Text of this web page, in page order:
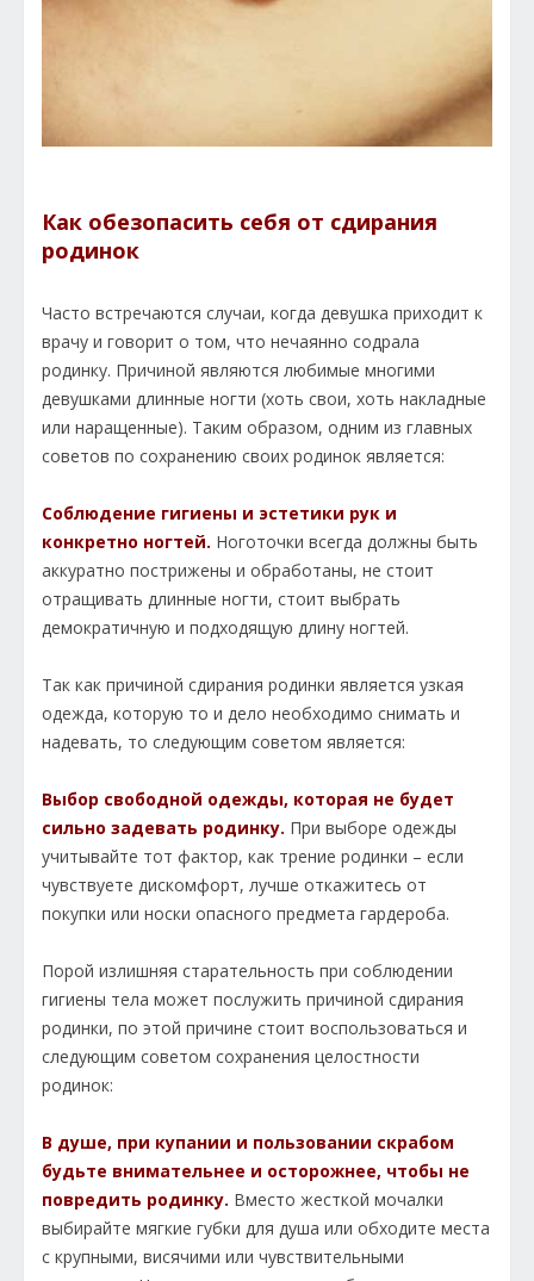
Как обезопасить себя от сдирания
родинок
Часто встречаются случаи, когда девушка приходит к
врачу и говорит о том, что нечаянно содрала
родинку. Причиной являются любимые многими
девушками длинные ногти (хоть свои, хоть накладные
или наращенные). Таким образом, одним из главных
советов по сохранению своих родинок является:
Соблюдение гигиены и эстетики рук и
конкретно ногтей. Ноготочки всегда должны быть
аккуратно пострижены и обработаны, не стоит
отращивать длинные ногти, стоит выбрать
демократичную и подходящую длину ногтей.
Так как причиной сдирания родинки является узкая
одежда, которую то и дело необходимо снимать и
надевать, то следующим советом является:
Выбор свободной одежды, которая не будет
сильно задевать родинку. При выборе одежды
учитывайте тот фактор, как трение родинки – если
чувствуете дискомфорт, лучше откажитесь от
покупки или носки опасного предмета гардероба.
Порой излишняя старательность при соблюдении
гигиены тела может послужить причиной сдирания
родинки, по этой причине стоит воспользоваться и
следующим советом сохранения целостности
родинок:
В душе, при купании и пользовании скрабом
будьте внимательнее и осторожнее, чтобы не
повредить родинку. Вместо жесткой мочалки
выбирайте мягкие губки для душа или обходите места
с крупными, висячими или чувствительными